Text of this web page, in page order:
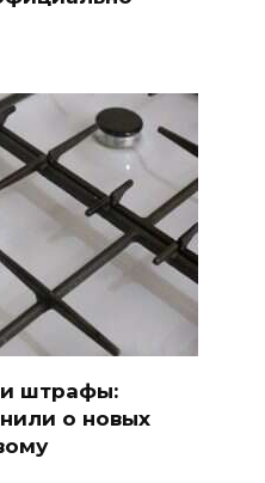
и штрафы:
о новых